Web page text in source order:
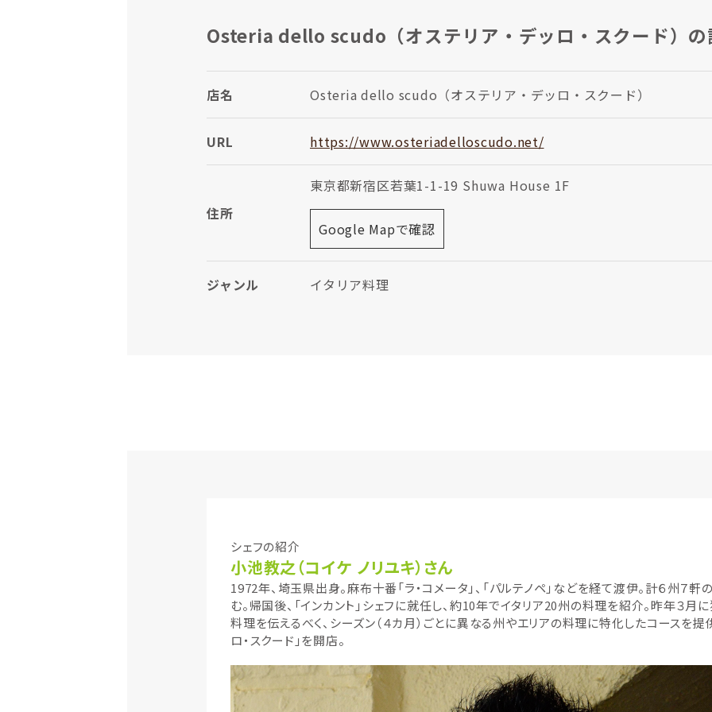
Osteria dello scudo（オステリア・デッロ・スクード）の
店名 Osteria dello scudo（オステリア・デッロ・スクード）
URL https://www.osteriadelloscudo.net/
住所
東京都新宿区若葉1-1-19 Shuwa House 1F
Google Mapで確認
ジャンル イタリア料理
シェフの紹介
小池教之（コイケ ノリユキ）さん
1972年、埼玉県出身。麻布十番「ラ・コメータ」、「パルテノペ」などを経て渡伊。計６州７軒
む。帰国後、「インカント」シェフに就任し、約10年でイタリア20州の料理を紹介。昨年３月
料理を伝えるべく、シーズン（４カ月）ごとに異なる州やエリアの料理に特化したコースを提
ロ・スクード」を開店。